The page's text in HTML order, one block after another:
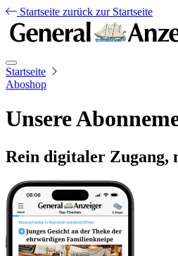
Startseite zurück zur Startseite
Startseite
Aboshop
Unsere
Rein digitaler Zugang,